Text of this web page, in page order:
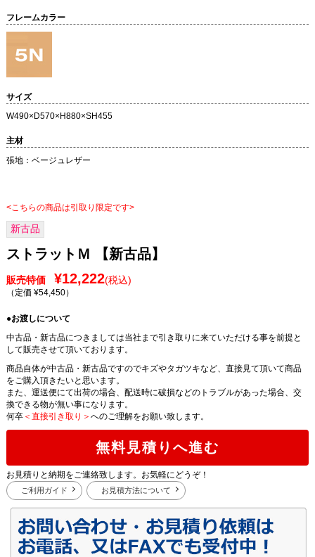
フレームカラー
サイズ
W490×D570×H880×SH455
主材
張地：ベージュレザー
<こちらの商品は引取り限定です>
新古品
ストラットＭ 【新古品】
販売特価 ¥12,222(税込)
（定価 ¥54,450）
●お渡しについて
中古品・新古品につきましては当社まで引き取りに来ていただける事を前提と
して販売させて頂いております。
商品自体が中古品・新古品ですのでキズやタガツキなど、直接見て頂いて商品
をご購入頂きたいと思います。
また、運送便にて出荷の場合、配送時に破損などのトラブルがあった場合、交
換できる物が無い事になります。
何卒＜直接引き取り＞ へのご理解をお願い致します。
無料見積りへ進む
お見積りと納期をご連絡致します。お気軽にどうぞ！
ご利用ガイド お見積方法について